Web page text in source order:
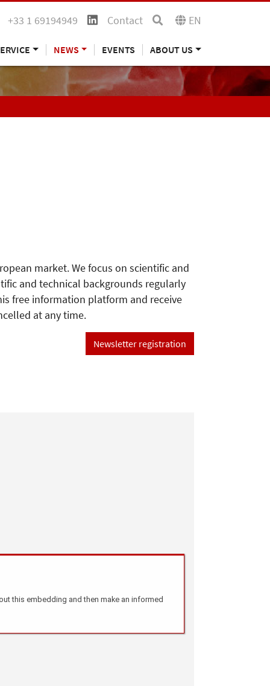
+33 1 69194949 Contact EN
NEWS EVENTS ABOUT US
market. We focus on scientific and
and technical backgrounds regularly
free information platform and receive
at any time.
Newsletter registration